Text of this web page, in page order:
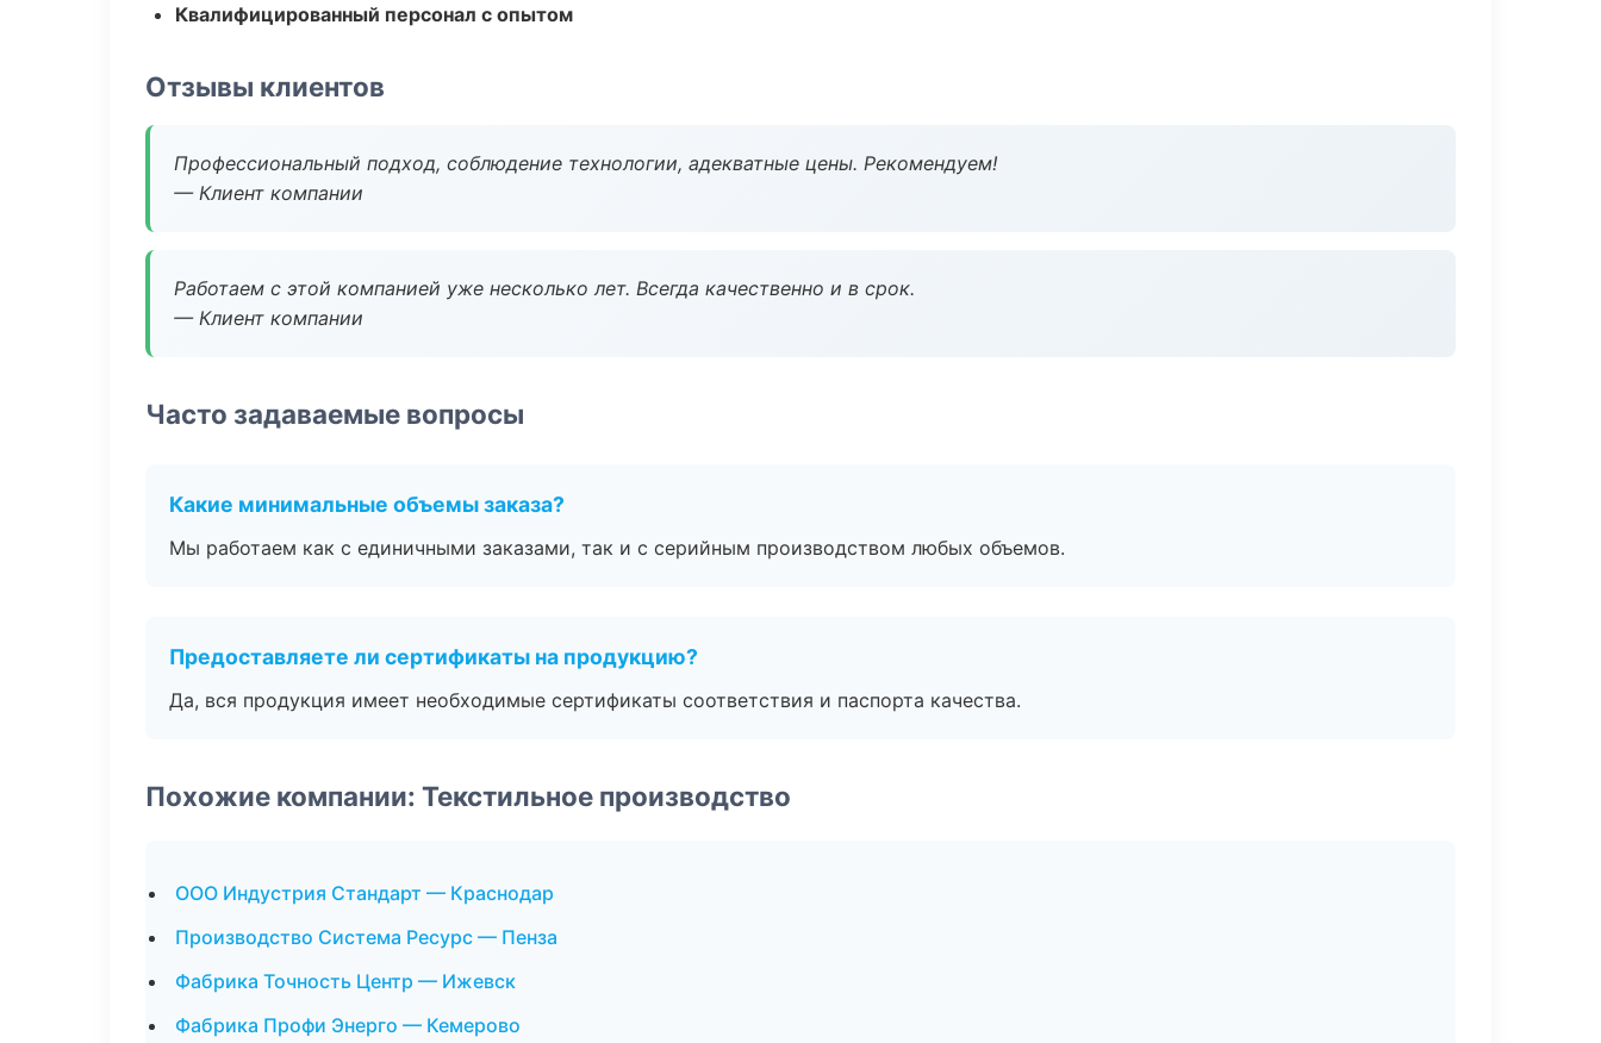
Квалифицированный персонал с опытом
Отзывы клиентов
Профессиональный подход, соблюдение технологии, адекватные цены. Рекомендуем!
— Клиент компании
Работаем с этой компанией уже несколько лет. Всегда качественно и в срок.
— Клиент компании
Часто задаваемые вопросы
Какие минимальные объемы заказа?
Мы работаем как с единичными заказами, так и с серийным производством любых объемов.
Предоставляете ли сертификаты на продукцию?
Да, вся продукция имеет необходимые сертификаты соответствия и паспорта качества.
Похожие компании: Текстильное производство
ООО Индустрия Стандарт — Краснодар
Производство Система Ресурс — Пенза
Фабрика Точность Центр — Ижевск
Фабрика Профи Энерго — Кемерово